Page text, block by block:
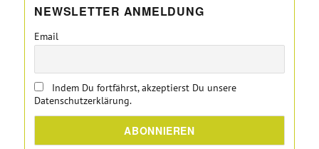
NEWSLETTER ANMELDUNG
Email
Indem Du fortfährst, akzeptierst Du unsere
Datenschutzerklärung.